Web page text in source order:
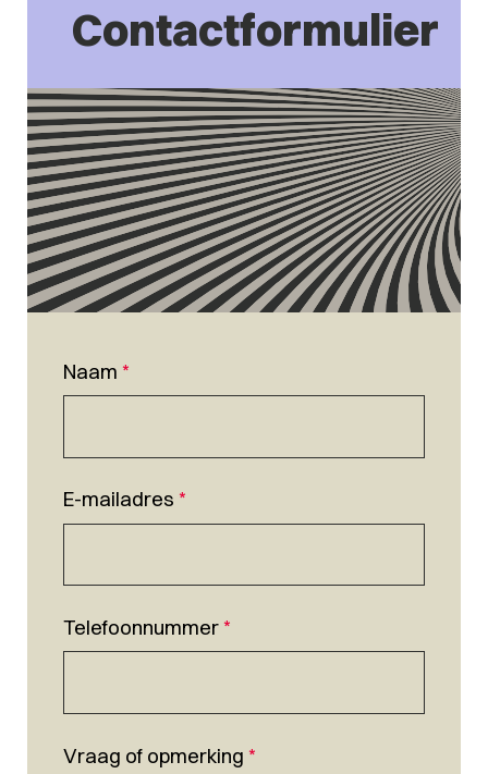
Contactformulier
Naam *
E-mailadres *
Telefoonnummer*
Vraag of opmerking *